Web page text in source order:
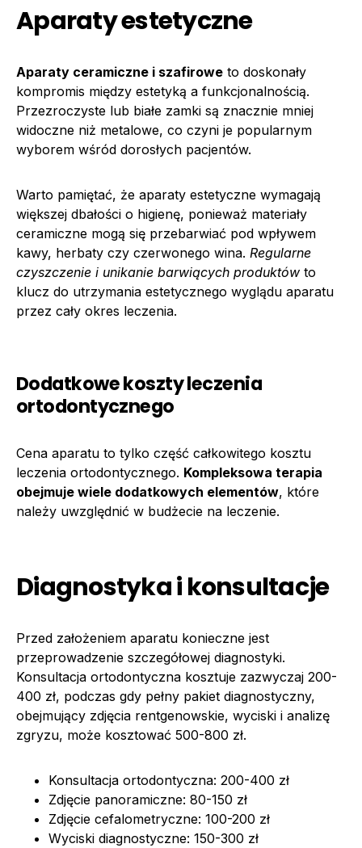
Aparaty estetyczne
Aparaty ceramiczne i szafirowe to doskonały
kompromis między estetyką a funkcjonalnością.
Przezroczyste lub białe zamki są znacznie mniej
widoczne niż metalowe, co czyni je popularnym
wyborem wśród dorosłych pacjentów.
Warto pamiętać, że aparaty estetyczne wymagają
większej dbałości o higienę, ponieważ materiały
ceramiczne mogą się przebarwiać pod wpływem
kawy, herbaty czy czerwonego wina. Regularne
czyszczenie i unikanie barwiących produktów to
klucz do utrzymania estetycznego wyglądu aparatu
przez cały okres leczenia.
Dodatkowe koszty leczenia
ortodontycznego
Cena aparatu to tylko część całkowitego kosztu
leczenia ortodontycznego. Kompleksowa terapia
obejmuje wiele dodatkowych elementów, które
należy uwzględnić w budżecie na leczenie.
Diagnostyka i konsultacje
Przed założeniem aparatu konieczne jest
przeprowadzenie szczegółowej diagnostyki.
Konsultacja ortodontyczna kosztuje zazwyczaj 200-
400 zł, podczas gdy pełny pakiet diagnostyczny,
obejmujący zdjęcia rentgenowskie, wyciski i analizę
zgryzu, może kosztować 500-800 zł.
Konsultacja ortodontyczna: 200-400 zł
Zdjęcie panoramiczne: 80-150 zł
Zdjęcie cefalometryczne: 100-200 zł
Wyciski diagnostyczne: 150-300 zł